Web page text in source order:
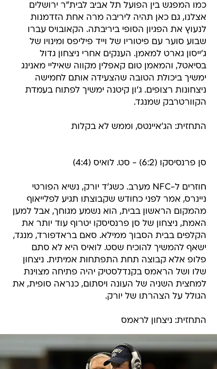
כמו המפגש בין הפועל תל אביב לבית"ר ירושלים
אצלנו, גם כאן תהיה ליריבה מרה אחת הזדמנות
לנעוץ את הפגיון הסופי ביריבתה. הקאובויס עברו
שבוע סוער עם פיטוריו של וייד פיליפס ומינויו של
ג'ייסון גארט למאמן. הענקים אחרי ניצחון גדול
בסיאטל, והמאמן טום קאפלין מקווה שאיליי מאנינג
ימשיך ביכולת הטובה שהצעידה אותם לחמישה
ניצחונות רצופים. ג'ון קיטנה ימשיך לפתוח בעמדת
הקוורטרבק שמנגד.
התחזית: הג'איינטס, וממש לא בקלות
סן פרנסיסקו (6:2) - סט. לואיס (4:4)
חוזרים ל-NFC מערב. כשג'ד יורק, נשיא הפורטי
ניינרס, אמר לפני כחודש שקבוצתו תגיע לפלייאוף
מהמקום הראשון בבית, הוא נשמע מגוחך, אבל למען
האמת, ניצחון של סן פרנסיסקו יטרוף עוד יותר את
הקלפים בבית הסבוך ממילא. סאם בראדפורד, מנגד,
ישאף להמשיך להוכיח שסט. לואיס היא לא סתם
פלופ אלא קבוצה תחת התפתחות אמיתית. ניצחון
שלו ושל הראמס בקנדלסטיק יהיה פתיחה מצוינת
למחצית השניה של העונה ויסתום, כנראה סופית, את
הגולל על הצהרתו של יורק.
התחזית: ניצחון לראמס